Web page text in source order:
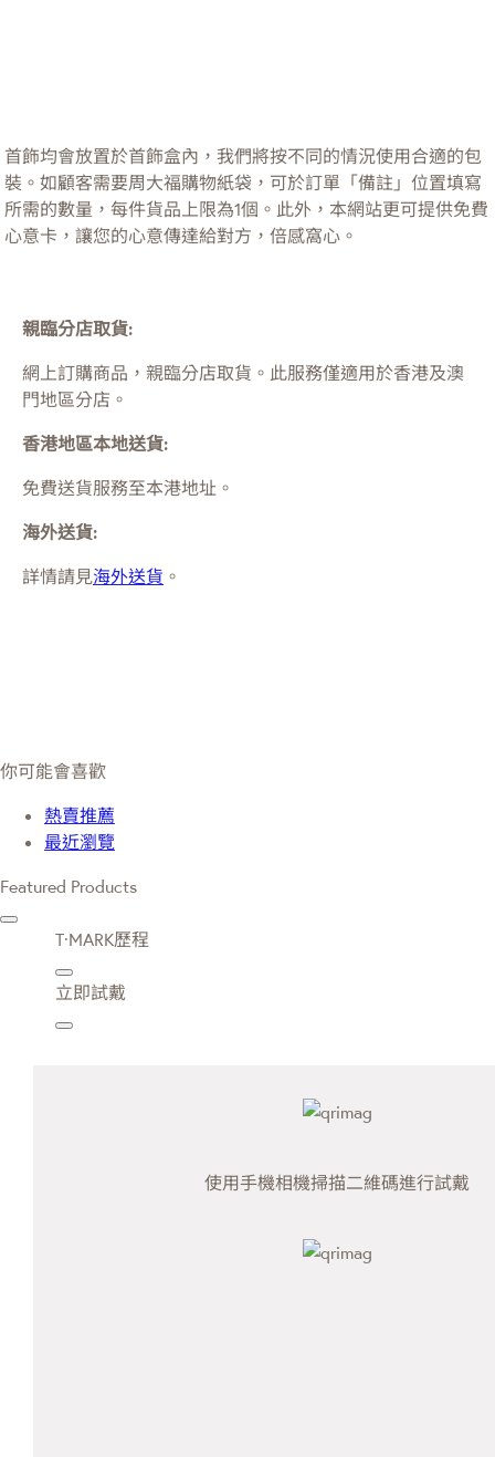
首飾均會放置於首飾盒內，我們將按不同的情況使用合適的包
裝。如顧客需要周大福購物紙袋，可於訂單「備註」位置填寫
所需的數量，每件貨品上限為1個。此外，本網站更可提供免費
心意卡，讓您的心意傳達給對方，倍感窩心。
親臨分店取貨:
網上訂購商品，親臨分店取貨。此服務僅適用於香港及澳
門地區分店。
香港地區本地送貨:
免費送貨服務至本港地址。
海外送貨:
詳情請見海外送貨 。
你可能會喜歡
熱賣推薦
最近瀏覽
Featured Products
T·MARK歷程
立即試戴
使用手機相機掃描二維碼進行試戴